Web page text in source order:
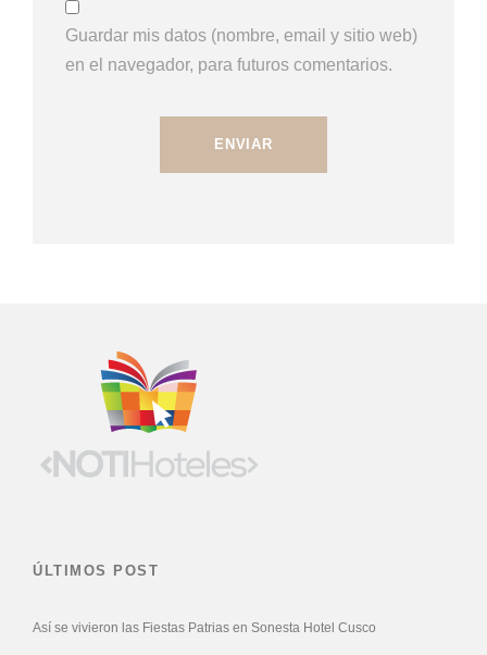
Guardar mis datos (nombre, email y sitio web)
en el navegador, para futuros comentarios.
ÚLTIMOS POST
Así se vivieron las Fiestas Patrias en Sonesta Hotel Cusco